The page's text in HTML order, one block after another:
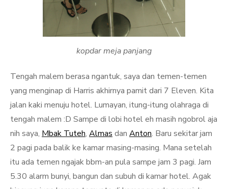
kopdar meja panjang
Tengah malem berasa ngantuk, saya dan temen-temen
yang menginap di Harris akhirnya pamit dari 7 Eleven. Kita
jalan kaki menuju hotel. Lumayan, itung-itung olahraga di
tengah malem :D Sampe di lobi hotel eh masih ngobrol aja
nih saya, Mbak Tuteh, Almas dan Anton. Baru sekitar jam
2 pagi pada balik ke kamar masing-masing. Mana setelah
itu ada temen ngajak bbm-an pula sampe jam 3 pagi. Jam
5.30 alarm bunyi, bangun dan subuh di kamar hotel. Agak